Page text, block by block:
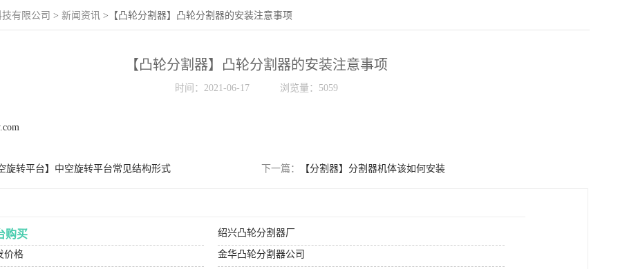
有限公司 > 新闻资讯 >【凸轮分割器】凸轮分割器的安装注意事项
【凸轮分割器】凸轮分割器的安装注意事项
时间：2021-06-17 浏览量：5059
旋转平台】中空旋转平台常见结构形式 下一篇： 【分割器】分割器机体该如何安装
购买 绍兴凸轮分割器厂
价格 金华凸轮分割器公司